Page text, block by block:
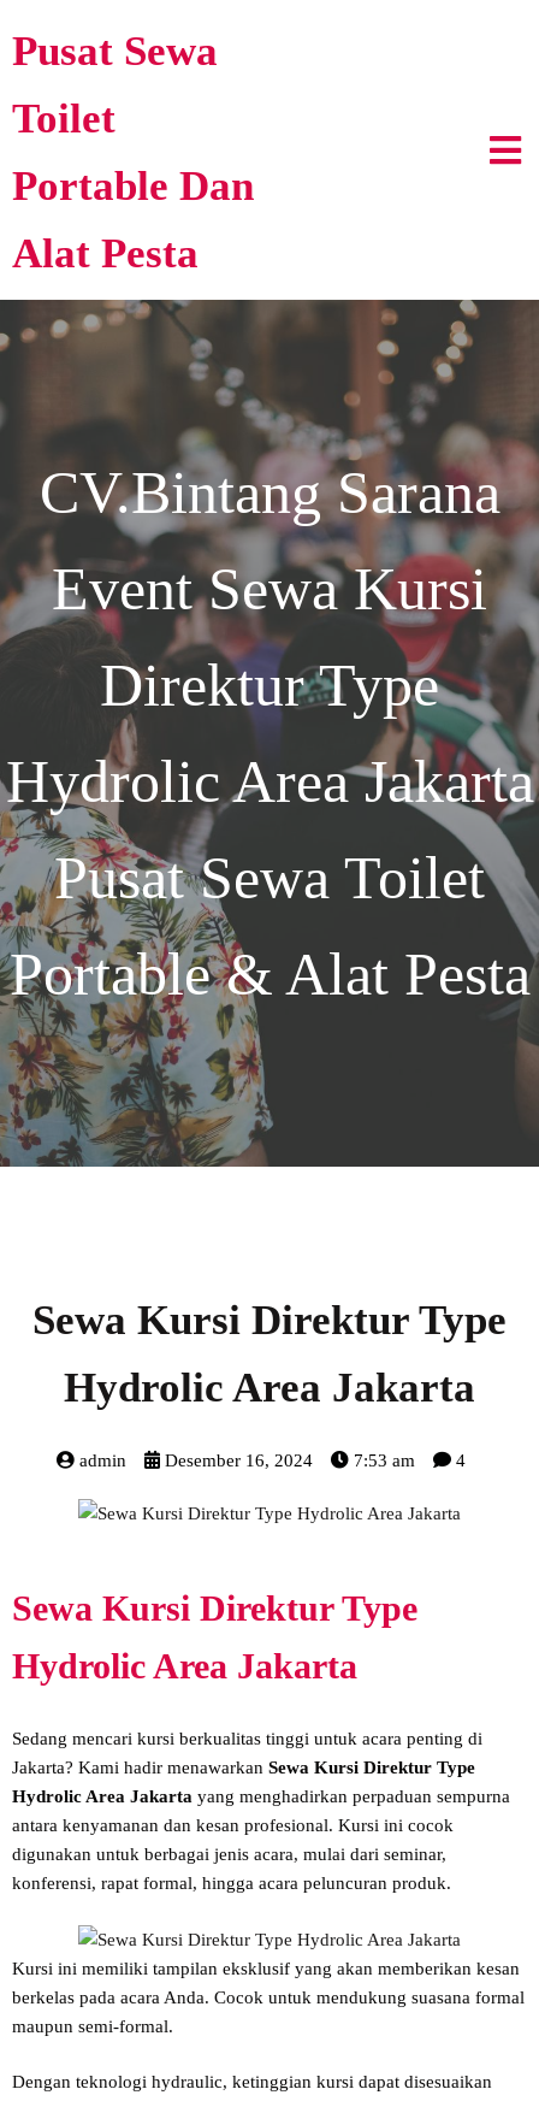
Pusat Sewa
Toilet
Portable Dan
Alat Pesta
CV.Bintang Sarana
EventSewa Kursi
Direktur Type
Hydrolic Area Jakarta
Pusat Sewa Toilet
Portable & Alat Pesta
Sewa Kursi Direktur Type
Hydrolic Area Jakarta
admin Desember 16, 2024 7:53 am 4
Sewa Kursi Direktur Type
Hydrolic Area Jakarta
Sedang mencari kursi berkualitas tinggi untuk acara penting di
Jakarta? Kami hadir menawarkan Sewa Kursi Direktur Type
Hydrolic Area Jakarta yang menghadirkan perpaduan sempurna
antara kenyamanan dan kesan profesional. Kursi ini cocok
digunakan untuk berbagai jenis acara, mulai dari seminar,
konferensi, rapat formal, hingga acara peluncuran produk.
Kursi ini memiliki tampilan eksklusif yang akan memberikan kesan
berkelas pada acara Anda. Cocok untuk mendukung suasana formal
maupun semi-formal.
Dengan teknologi hydraulic, ketinggian kursi dapat disesuaikan